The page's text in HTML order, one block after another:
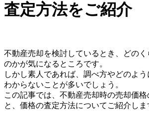
査定方法をご紹介
不動産売却を検討しているとき、どの
のかが気になるところです。
しかし素人であれば、調べ方やどのよ
わからないことが多いでしょう。
この記事では、不動産売却時の売却価
と、価格の査定方法についてご紹介しま